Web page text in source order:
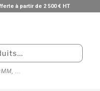
à partir de 2 500 € HT
...